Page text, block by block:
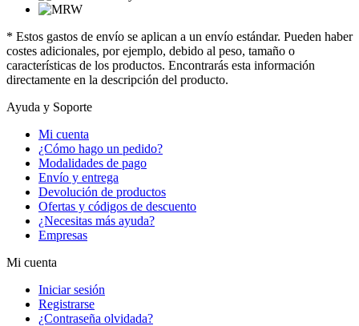
* Estos gastos de envío se aplican a un envío estándar. Pueden haber
costes adicionales, por ejemplo, debido al peso, tamaño o
características de los productos. Encontrarás esta información
directamente en la descripción del producto.
Ayuda y Soporte
Mi cuenta
¿Cómo hago un pedido?
Modalidades de pago
Envío y entrega
Devolución de productos
Ofertas y códigos de descuento
¿Necesitas más ayuda?
Empresas
Mi cuenta
Iniciar sesión
Registrarse
¿Contraseña olvidada?